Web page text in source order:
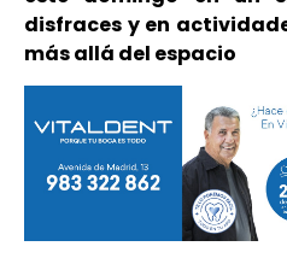
disfraces y en
más allá del espacio